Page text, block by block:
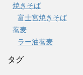
焼きそば
富士宮焼きそば
蕎麦
ラー油蕎麦
タグ